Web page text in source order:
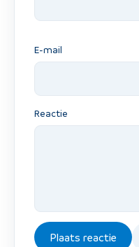
E-mail
Reactie
Plaats reactie